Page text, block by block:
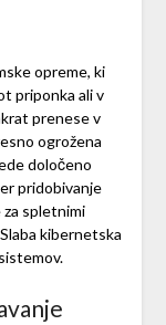
opreme, ki
priponka ali v
prenese v
ogrožena
določeno
pridobivanje
spletnimi
kibernetska